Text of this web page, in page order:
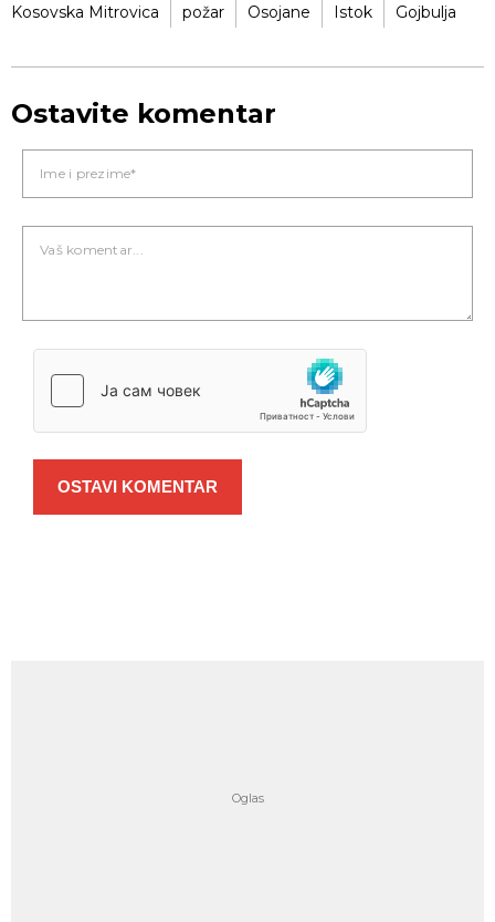
Kosovska Mitrovica požar Osojane Istok Gojbulja
Ostavite komentar
OSTAVI KOMENTAR